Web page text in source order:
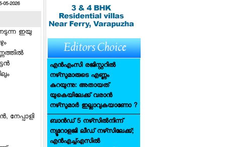
05-2026
ഇയു
ശ്രീരാമന്റെ റോളില്‍ രണ്‍ബീര്‍
കപൂര്‍: രാവണന്‍ ആകുന്നത്
യഷ്: സീതാദേവിയായി സായ്
പല്ലവി: താരനിരയില്‍
രാമായണ: പാര്‍ട്ട് 1'
എന്‍എംസി രജിസ്റ്ററില്‍
നഴ്‌സുമാരുടെ എണ്ണം
കുറയുന്നു: അതായത്
യുകെയിലേക്ക് വരാന്‍
നഴ്‌സുമാര്‍ ഇല്ലാവുകയാണോ ?
ബാന്‍ഡ് 5 നഴ്‌സില്‍നിന്ന്
ന്യൂറോളജി ലീഡ് നഴ്‌സിലേക്ക്;
എന്‍എച്ച്എസില്‍